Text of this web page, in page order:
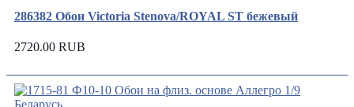
286382 Обои Victoria Stenova/ROYAL ST бежевый
2720.00 RUB